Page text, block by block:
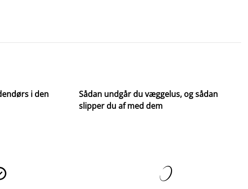
i den
Sådan undgår du væggelus, og sådan
slipper du af med dem
